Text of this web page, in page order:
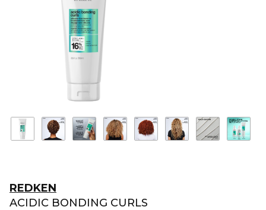
REDKEN
ACIDIC BONDING CURLS